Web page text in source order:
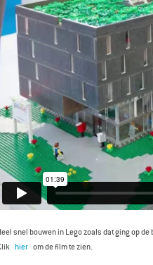
snel bouwen in Lego zoals dat ging op
hier om de film te zien.